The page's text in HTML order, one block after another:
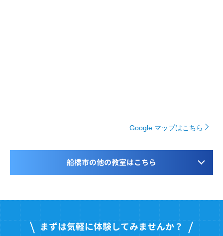
Google マップはこちら
船橋市の他の教室はこちら
まずは気軽に体験してみませんか？